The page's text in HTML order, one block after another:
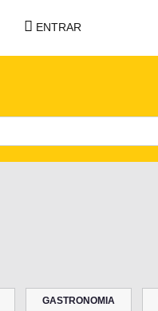
ENTRAR
GASTRONOMIA